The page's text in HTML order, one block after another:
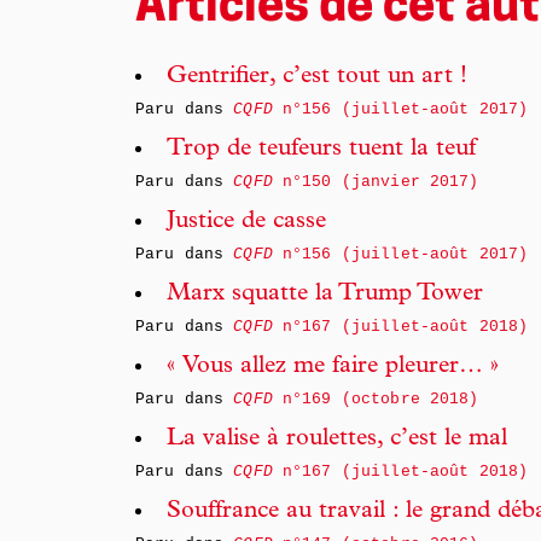
Gentrifier, c’est tout un art !
Paru dansCQFDn°156 (juillet-août 2017)
Trop de teufeurs tuent la teuf
Paru dansCQFDn°150 (janvier 2017)
Justice de casse
Paru dansCQFDn°156 (juillet-août 2017)
Marx squatte la Trump Tower
Paru dansCQFDn°167 (juillet-août 2018)
« Vous allez me faire pleurer… »
Paru dansCQFDn°169 (octobre 2018)
La valise à roulettes, c’est le mal
Paru dansCQFDn°167 (juillet-août 2018)
Souffrance au travail : le grand